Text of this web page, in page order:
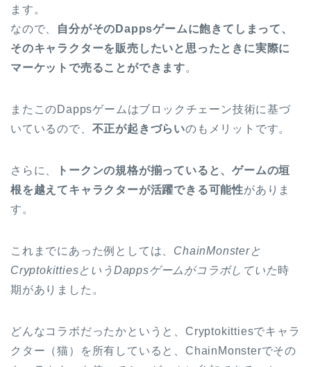
ます。
なので、
自分がそのDappsゲームに飽きてしまって、
そのキャラクターを販売したいと思ったときに実際に
マーケットで売ることができます。
またこのDappsゲームはブロックチェーン技術に基づ
いているので、 不正が起きづらいのもメリットです。
さらに、
トークンの規格が揃っていると、ゲームの垣
根を越えてキャラクターが活躍できる可能性がありま
す。
これまでにあった例としては、 ChainMonsterと
CryptokittiesというDappsゲームがコラボしていた時
期がありました。
どんなコラボだったかというと、Cryptokittiesでキャラ
クター（猫）を所有していると、ChainMonsterでその